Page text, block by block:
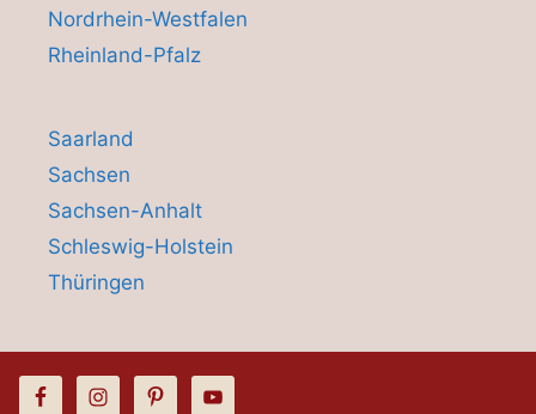
Nordrhein-Westfalen
Rheinland-Pfalz
Saarland
Sachsen
Sachsen-Anhalt
Schleswig-Holstein
Thüringen